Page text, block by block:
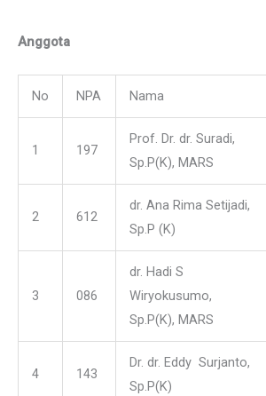
Anggota
No NPA Nama
1 197
Prof. Dr. dr. Suradi,
Sp.P(K), MARS
2 612
dr. Ana Rima Setijadi,
Sp.P (K)
3 086
dr. Hadi S
Wiryokusumo,
Sp.P(K), MARS
4 143
Dr. dr. Eddy Surjanto,
Sp.P(K)